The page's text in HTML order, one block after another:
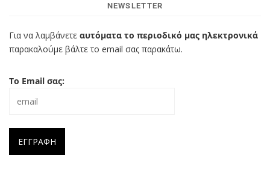
NEWSLETTER
Για να λαμβάνετε αυτόματα το περιοδικό μας ηλεκτρονικά
παρακαλούμε βάλτε το email σας παρακάτω.
Το Email σας: